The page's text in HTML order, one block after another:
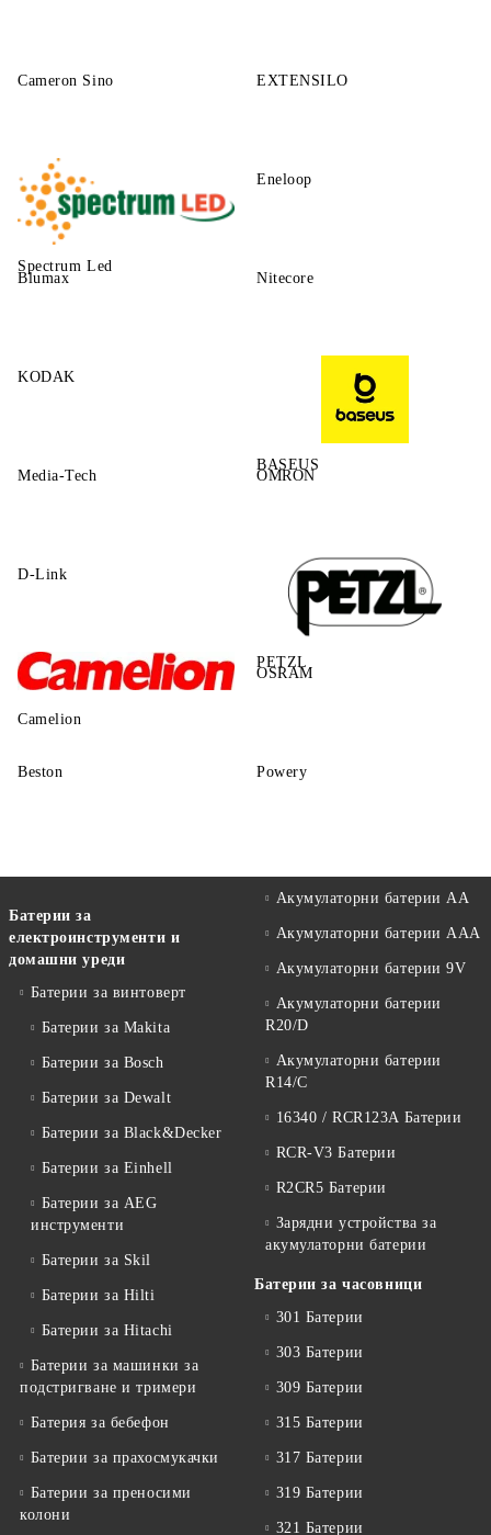
Cameron Sino EXTENSILO
Spectrum Led
Eneloop
Blumax Nitecore
KODAK
BASEUS
Media-Tech OMRON
D-Link
PETZL
Camelion
OSRAM
Beston Powery
Батерии за
електроинструменти и
домашни уреди
Батерии за винтоверт
Батерии за Makita
Батерии за Bosch
Батерии за Dewalt
Батерии за Black&Decker
Батерии за Einhell
Батерии за AEG
инструменти
Батерии за Skil
Батерии за Hilti
Батерии за Hitachi
Батерии за машинки за
подстригване и тримери
Батерия за бебефон
Батерии за прахосмукачки
Батерии за преносими
колони
Акумулаторни батерии АА
Акумулаторни батерии AAA
Акумулаторни батерии 9V
Акумулаторни батерии
R20/D
Акумулаторни батерии
R14/C
16340 / RCR123A Батерии
RCR-V3 Батерии
R2CR5 Батерии
Зарядни устройства за
акумулаторни батерии
Батерии за часовници
301 Батерии
303 Батерии
309 Батерии
315 Батерии
317 Батерии
319 Батерии
321 Батерии